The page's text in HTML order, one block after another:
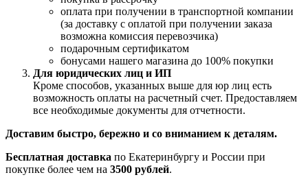
оплата при получении в транспортной компании
(за доставку с оплатой при получении заказа
возможна комиссия перевозчика)
подарочным сертификатом
бонусами нашего магазина до 100% покупки
Для юридических лиц и ИП
Кроме способов, указанных выше для юр лиц есть
возможность оплаты на расчетный счет. Предоставляем
все необходимые документы для отчетности.
Доставим быстро, бережно и со вниманием к деталям.
Бесплатная доставка по Екатеринбургу и России при
покупке более чем на 3500 рублей.